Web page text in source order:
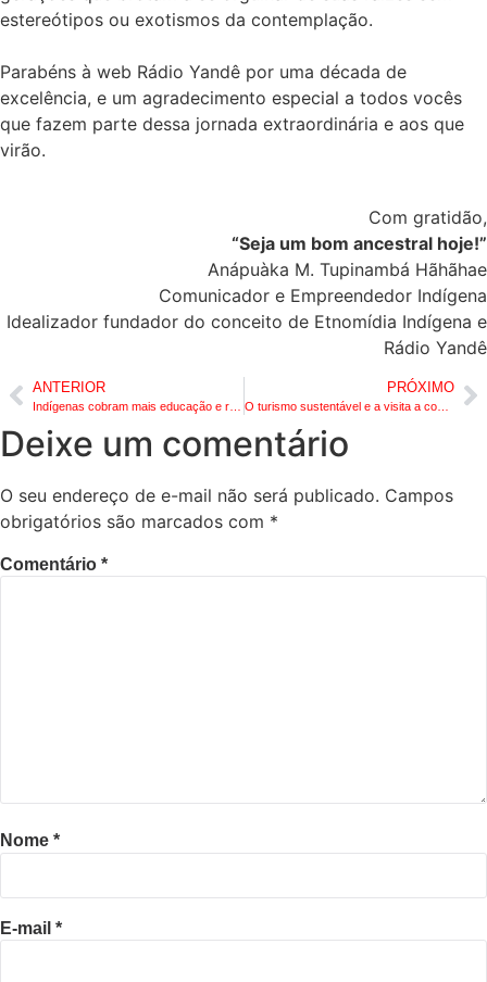
estereótipos ou exotismos da contemplação.
Parabéns à web Rádio Yandê por uma década de
excelência, e um agradecimento especial a todos vocês
que fazem parte dessa jornada extraordinária e aos que
virão.
Com gratidão,
“Seja um bom ancestral hoje!”
Anápuàka M. Tupinambá Hãhãhae
Comunicador e Empreendedor Indígena
Idealizador fundador do conceito de Etnomídia Indígena e
Rádio Yandê
ANTERIOR PRÓXIMO
O turismo sustentável e a visita a comunidades indígenas como forma de valorização cultural
Deixe um comentário
O seu endereço de e-mail não será publicado. Campos
obrigatórios são marcados com *
Comentário *
Nome *
E-mail *